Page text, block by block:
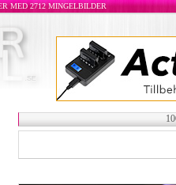
MED 2712 MINGELBILDER